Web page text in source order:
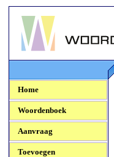
Woordenboek.NU
Home
Woordenboek
Aanvraag
Toevoegen